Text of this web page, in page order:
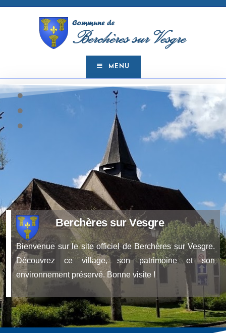
MENU
Berchères sur Vesgre
Bienvenue sur le site officiel de Berchères sur Vesgre.
Découvrez ce village, son patrimoine et son
environnement préservé. Bonne visite !